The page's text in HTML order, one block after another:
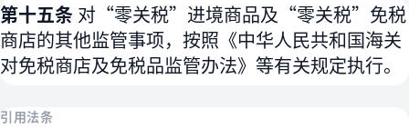
第十五条 对“零关税”进境商品及“零关税”免税
商店的其他监管事项，按照《中华人民共和国海关
对免税商店及免税品监管办法》等有关规定执行。
引用法条